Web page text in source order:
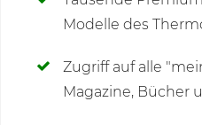
Modelle des
Zugriff auf alle
Magazine, Bücher